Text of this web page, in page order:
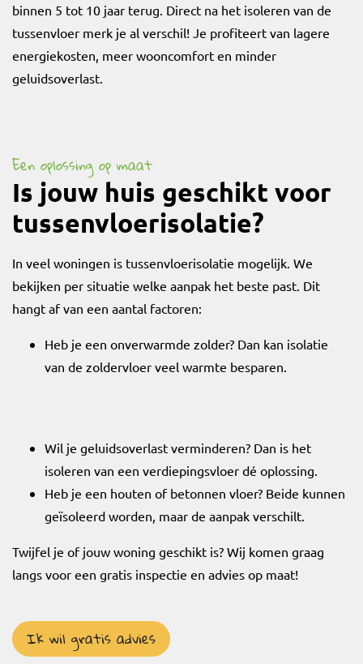
binnen 5 tot 10 jaar terug. Direct na het isoleren van de
tussenvloer merk je al verschil! Je profiteert van lagere
energiekosten, meer wooncomfort en minder
geluidsoverlast.
Een oplossing op maat
Is jouw huis geschikt voor
tussenvloerisolatie?
In veel woningen is tussenvloerisolatie mogelijk. We
bekijken per situatie welke aanpak het beste past. Dit
hangt af van een aantal factoren:
Heb je een onverwarmde zolder? Dan kan isolatie
van de zoldervloer veel warmte besparen.
Wil je geluidsoverlast verminderen? Dan is het
isoleren van een verdiepingsvloer dé oplossing.
Heb je een houten of betonnen vloer? Beide kunnen
geïsoleerd worden, maar de aanpak verschilt.
Twijfel je of jouw woning geschikt is? Wij komen graag
langs voor een gratis inspectie en advies op maat!
Ik wil gratis advies